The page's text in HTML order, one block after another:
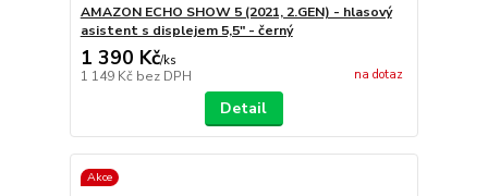
AMAZON ECHO SHOW 5 (2021, 2.GEN) - hlasový
asistent s displejem 5,5" - černý
1 390 Kč/ks
1 149 Kč bez DPH na dotaz
Detail
Akce